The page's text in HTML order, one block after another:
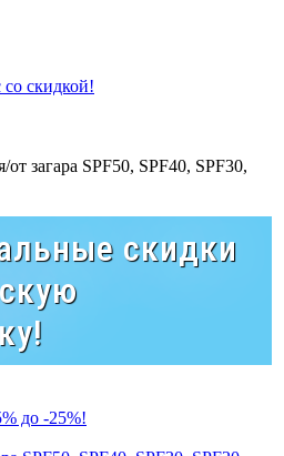
скидкой!
скидки
до -25%!